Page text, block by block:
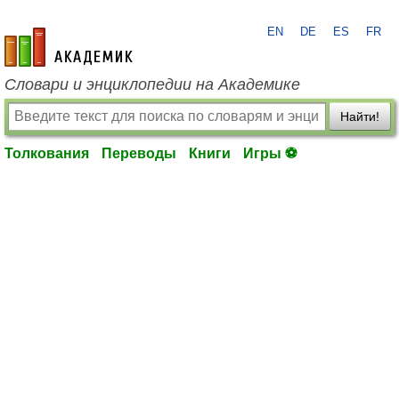
academic.ru
EN DE ES FR
Словари и энциклопедии на Академике
Найти!
Толкования Переводы Книги Игры ⚽